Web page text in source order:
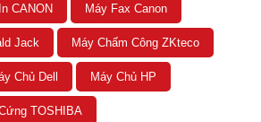
In CANON Máy Fax Canon
Jack Máy Chấm Công ZKteco
Chủ Dell Máy Chủ HP
Cứng TOSHIBA